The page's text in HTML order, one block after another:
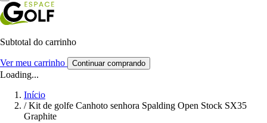
Subtotal do carrinho
Ver meu carrinho Continuar comprando
Loading...
Início
/ Kit de golfe Canhoto senhora Spalding Open Stock SX35
Graphite